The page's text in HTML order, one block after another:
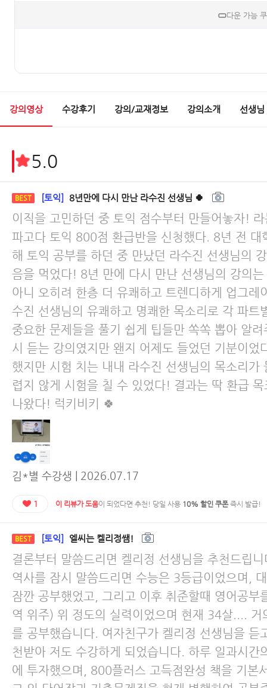
다운 가능
강의영상 수강후기 강의/교재정보 강의소개 선생님
5.0
BEST [토익] 8년만에 다시 만난 라수진 선생님 🍀
이직을 고민하던 중 토익 점수부터 만들어놓자!
파고다 토익 800점 환급반을 신청했다. 8년 전 대
해 토익 공부를 하던 중 만났던 라수진 선생님의
음을 먹었다! 8년 만에 다시 만난 선생님의 강의
아니 오히려 한층 더 유쾌하고 트렌디하게 업그레
수진 선생님의 유쾌하고 명쾌한 목소리로 각 파트
중요한 문제들을 풀기 쉽게 팁들만 쏙쏙 뽑아 알
시 듣는 강의였지만 왠지 어제도 들었던 기분이었
했지만 시험 치는 내내 라수진 선생님의 목소리가
렵지 않게 시험을 칠 수 있었다! 결과는 딱 환급
나왔다! 럭키비키 🍀
김*별 수강생 | 2026.07.17
1 이 리뷰가 도움이 되었다면 추천! 당일 사용 10% 할인 쿠폰즉시 발급!
BEST [토익] 엘씨는 켈리정쌤!
결론부터 말씀드리면 켈리정 선생님을 추천드립
역사를 잠시 말씀드리면 수능은 3등급이었으며,
잠깐 공부했었고, 그리고 이후 취준할때 영어공부
역 위주) 위 정도의 실력이었으며 현재 34살.... 거
를 공부했습니다. 여자친구가 켈리정 선생님을 듣
천받아 저도 수강하게 되었습니다. 하루 일과시간
에 투자했으며, 800플러스 고득점완성 책을 기본